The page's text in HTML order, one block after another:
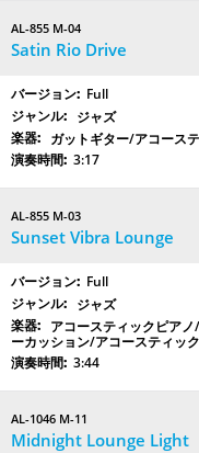
AL-855 M-04
Satin Rio Drive
Full
ジャズ
ガットギター/アコース
3:17
AL-855 M-03
Sunset Vibra Lounge
Full
ジャズ
アコースティックピア
ーカッション/アコースティッ
3:44
AL-1046 M-11
Midnight Lounge Light